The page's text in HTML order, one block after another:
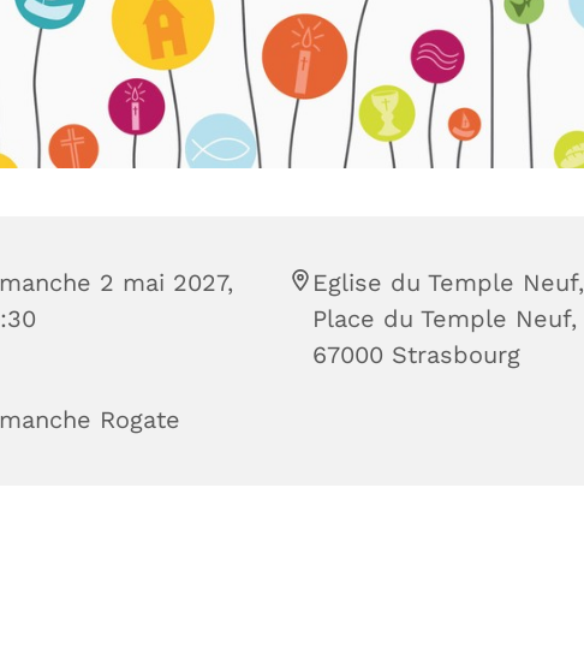
2 mai 2027,
Eglise du Temple Neuf,
Place du Temple Neuf,
67000 Strasbourg
Rogate